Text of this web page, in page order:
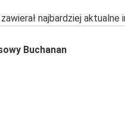
najbardziej aktualne
Buchanan